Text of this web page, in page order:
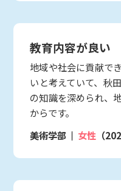
教育内容が良い
地域や社会に貢献で
いと考えていて、秋
の知識を深められ、
からです。
美術学部
女性 （